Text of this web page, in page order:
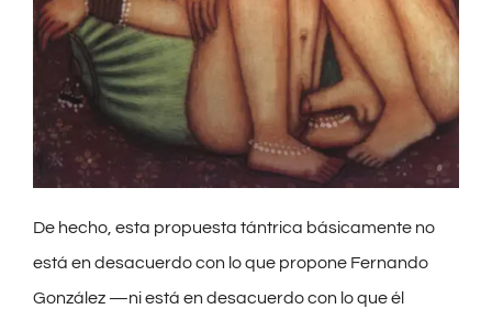
De hecho, esta propuesta tántrica básicamente no
está en desacuerdo con lo que propone Fernando
González —ni está en desacuerdo con lo que él